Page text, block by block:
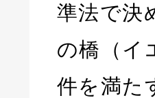
準法で決
の橋（イ
件を満た